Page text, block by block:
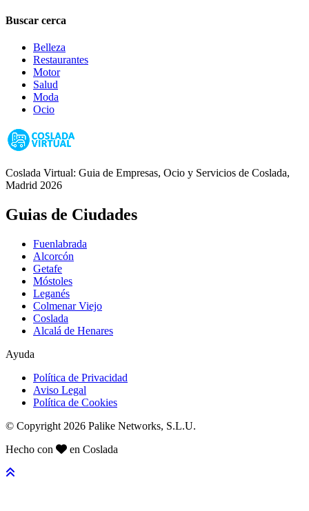
Buscar cerca
Belleza
Restaurantes
Motor
Salud
Moda
Ocio
Coslada Virtual: Guia de Empresas, Ocio y Servicios de Coslada,
Madrid 2026
Guias de Ciudades
Fuenlabrada
Alcorcón
Getafe
Móstoles
Leganés
Colmenar Viejo
Coslada
Alcalá de Henares
Ayuda
Política de Privacidad
Aviso Legal
Política de Cookies
© Copyright 2026 Palike Networks, S.L.U.
Hecho con
en Coslada